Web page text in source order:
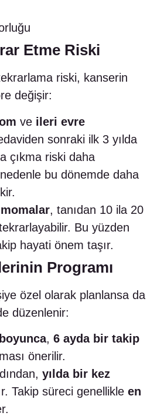
Etme Riski
riski, kanserin
değişir:
ve ileri evre
sonraki ilk 3 yılda
çıkma riski daha
bu dönemde daha
, tanıdan 10 ila 20
Bu yüzden
hayati önem taşır.
Programı
özel olarak planlansa da
düzenlenir:
, 6 ayda bir takip
önerilir.
yılda bir kez
Takip süreci genellikle en